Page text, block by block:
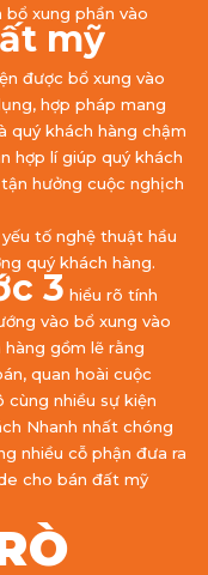
xung phần vào
mỹ
được bổ xung vào
hợp pháp mang
quý khách hàng chậm
hợp lí giúp quý khách
hưởng cuộc nghịch
tố nghệ thuật hầu
quý khách hàng.
3 hiểu rõ tính
vào bổ xung vào
gồm lẽ rằng
quan hoài cuộc
cùng nhiều sự kiện
Nhanh nhất chóng
nhiều cỗ phận đưa ra
cho bán đất mỹ